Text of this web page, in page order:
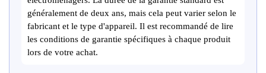
généralement de deux ans, mais cela peut varier selon le
fabricant et le type d'appareil. Il est recommandé de lire
les conditions de garantie spécifiques à chaque produit
lors de votre achat.